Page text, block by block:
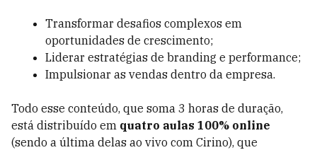
Transformar desafios complexos em
oportunidades de crescimento;
Liderar estratégias de branding e performance;
Impulsionar as vendas dentro da empresa.
Todo esse conteúdo, que soma 3 horas de duração,
está distribuído em quatro aulas 100% online
(sendo a última delas ao vivo com Cirino), que